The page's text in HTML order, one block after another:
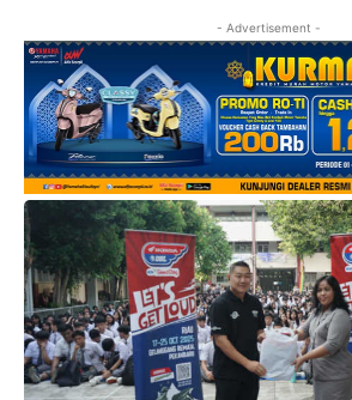
- Advertisement -